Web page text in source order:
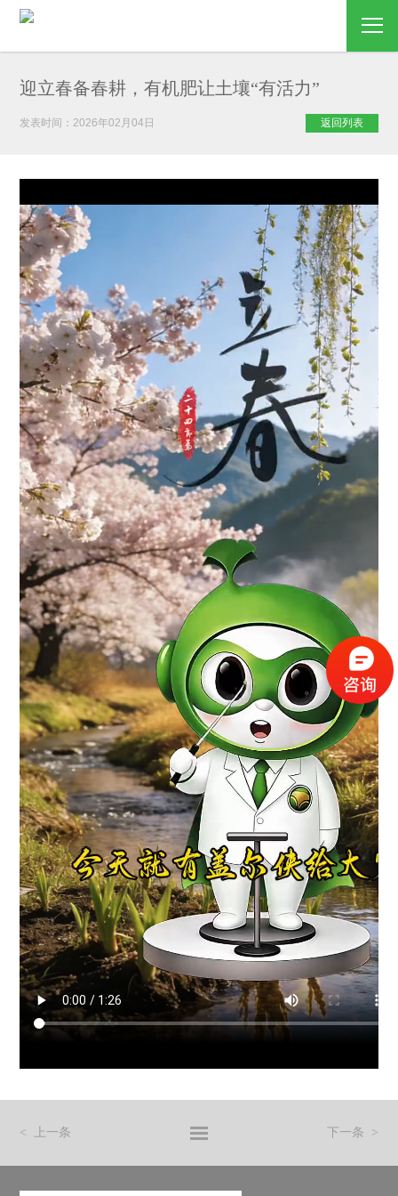
迎立春备春耕，有机肥让土壤“有活力”
返回列表
发表时间：2026年02月04日
下一条 >
< 上一条